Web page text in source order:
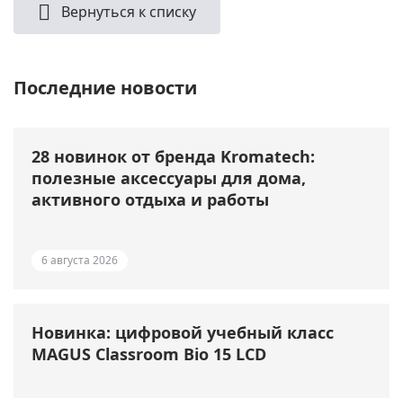
Вернуться к списку
Последние новости
28 новинок от бренда Kromatech:
полезные аксессуары для дома,
активного отдыха и работы
6 августа 2026
Новинка: цифровой учебный класс
MAGUS Classroom Bio 15 LCD